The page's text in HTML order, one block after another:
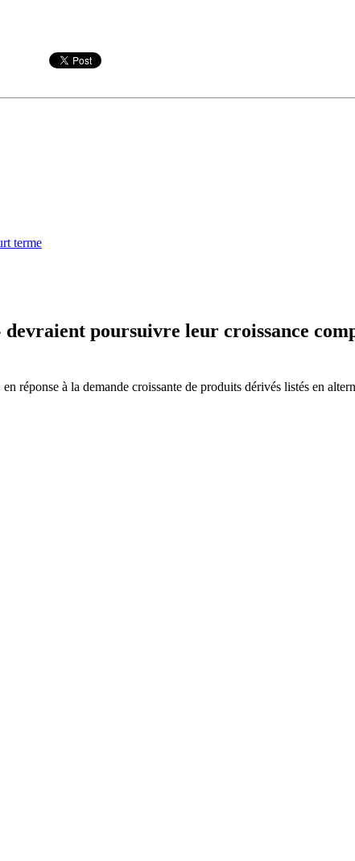
terme
poursuivre leur croissance
réponse à la demande croissante de produits dérivés listés en